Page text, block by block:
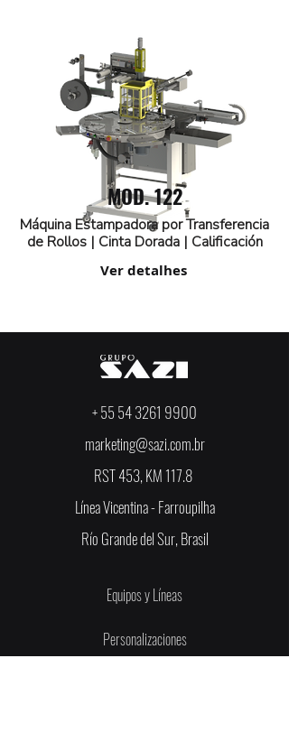
MOD. 122
Máquina Estampadora por Transferencia
de Rollos | Cinta Dorada | Calificación
Ver detalhes
+55 54 3261 9900
marketing@sazi.com.br
RST 453, KM 117.8
Línea Vicentina - Farroupilha
Río Grande del Sur, Brasil
Equipos y Líneas
Personalizaciones